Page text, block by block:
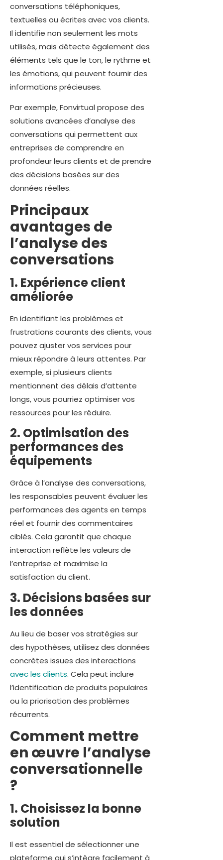
conversations téléphoniques,
textuelles ou écrites avec vos clients.
Il identifie non seulement les mots
utilisés, mais détecte également des
éléments tels que le ton, le rythme et
les émotions, qui peuvent fournir des
informations précieuses.
Par exemple, Fonvirtual propose des
solutions avancées d’analyse des
conversations qui permettent aux
entreprises de comprendre en
profondeur leurs clients et de prendre
des décisions basées sur des
données réelles.
Principaux
avantages de
l’analyse des
conversations
1. Expérience client
améliorée
En identifiant les problèmes et
frustrations courants des clients, vous
pouvez ajuster vos services pour
mieux répondre à leurs attentes. Par
exemple, si plusieurs clients
mentionnent des délais d’attente
longs, vous pourriez optimiser vos
ressources pour les réduire.
2. Optimisation des
performances des
équipements
Grâce à l’analyse des conversations,
les responsables peuvent évaluer les
performances des agents en temps
réel et fournir des commentaires
ciblés. Cela garantit que chaque
interaction reflète les valeurs de
l’entreprise et maximise la
satisfaction du client.
3. Décisions basées sur
les données
Au lieu de baser vos stratégies sur
des hypothèses, utilisez des données
concrètes issues des interactions
avec les clients. Cela peut inclure
l’identification de produits populaires
ou la priorisation des problèmes
récurrents.
Comment mettre
en œuvre l’analyse
conversationnelle
?
1. Choisissez la bonne
solution
Il est essentiel de sélectionner une
plateforme qui s’intègre facilement à